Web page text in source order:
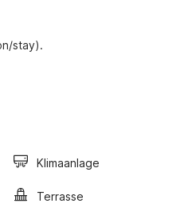
stay).
Klimaanlage
Terrasse